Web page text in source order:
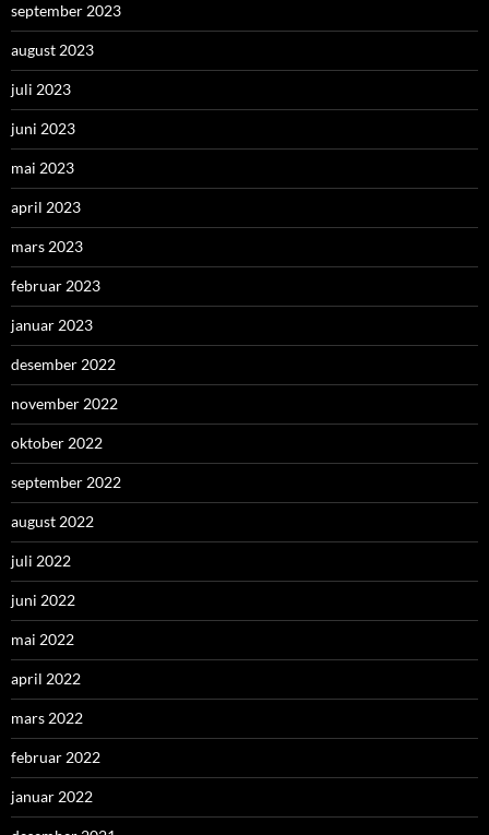
september 2023
august 2023
juli 2023
juni 2023
mai 2023
april 2023
mars 2023
februar 2023
januar 2023
desember 2022
november 2022
oktober 2022
september 2022
august 2022
juli 2022
juni 2022
mai 2022
april 2022
mars 2022
februar 2022
januar 2022